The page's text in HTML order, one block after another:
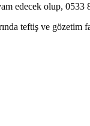
edecek olup, 0533
teftiş ve gözetim